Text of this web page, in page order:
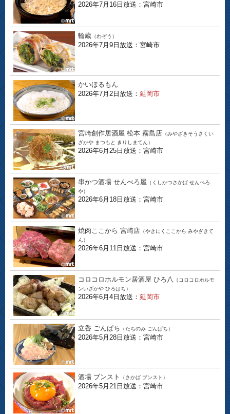
2026年7月16日放送：宮崎市
輪蔵 （わぞう）
2026年7月9日放送：宮崎市
かいほるもん
2026年7月2日放送： 延岡市
宮崎創作居酒屋 松本 霧島店 （みやざきそうさくい
ざかや まつもと きりしまてん）
2026年6月25日放送：宮崎市
串かつ酒場 せんべろ屋 （くしかつさかば せんべろ
や）
2026年6月18日放送：宮崎市
焼肉ここから 宮崎店 （やきにくここから みやざきて
ん）
2026年6月11日放送：宮崎市
コロコロホルモン居酒屋 ひろ八 （コロコロホルモ
ンいざかや ひろはち）
2026年6月4日放送： 延岡市
立呑 ごんぱち （たちのみ ごんぱち）
2026年5月28日放送：宮崎市
酒場 ブンスト （さかば ブンスト）
2026年5月21日放送：宮崎市